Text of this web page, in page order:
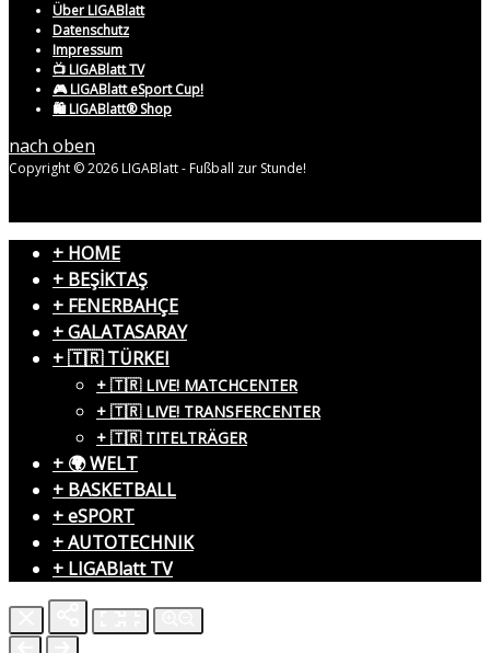
Über LIGABlatt
Datenschutz
Impressum
📺 LIGABlatt TV
🎮 LIGABlatt eSport Cup!
🛍️ LIGABlatt® Shop
nach oben
Copyright © 2026 LIGABlatt - Fußball zur Stunde!
+ HOME
+ BEŞİKTAŞ
+ FENERBAHÇE
+ GALATASARAY
+ 🇹🇷 TÜRKEI
+ 🇹🇷 LIVE! MATCHCENTER
+ 🇹🇷 LIVE! TRANSFERCENTER
+ 🇹🇷 TITELTRÄGER
+ 🌍 WELT
+ BASKETBALL
+ eSPORT
+ AUTOTECHNIK
+ LIGABlatt TV